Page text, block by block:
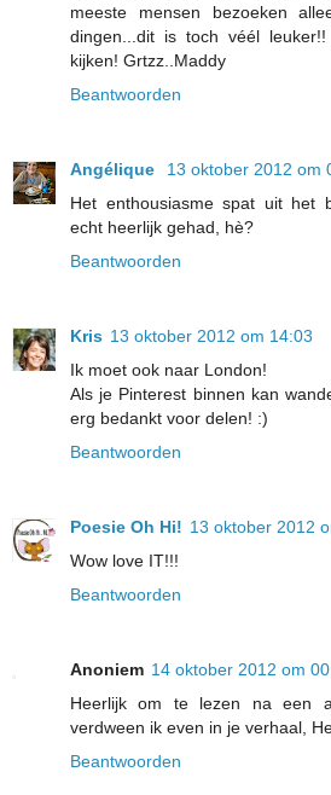
meeste mensen bezoeken
dingen...dit is toch véél
kijken! Grtzz..Maddy
Beantwoorden
Angélique
13 oktober 2012 om
Het enthousiasme spat uit het
echt heerlijk gehad, hè?
Beantwoorden
Kris 13 oktober 2012 om 14:03
Ik moet ook naar London!
Als je Pinterest binnen kan
erg bedankt voor delen! :)
Beantwoorden
Poesie Oh Hi! 13 oktober 2012
Wow love IT!!!
Beantwoorden
Anoniem 14 oktober 2012 om
Heerlijk om te lezen na een
verdween ik even in je verhaal,
Beantwoorden